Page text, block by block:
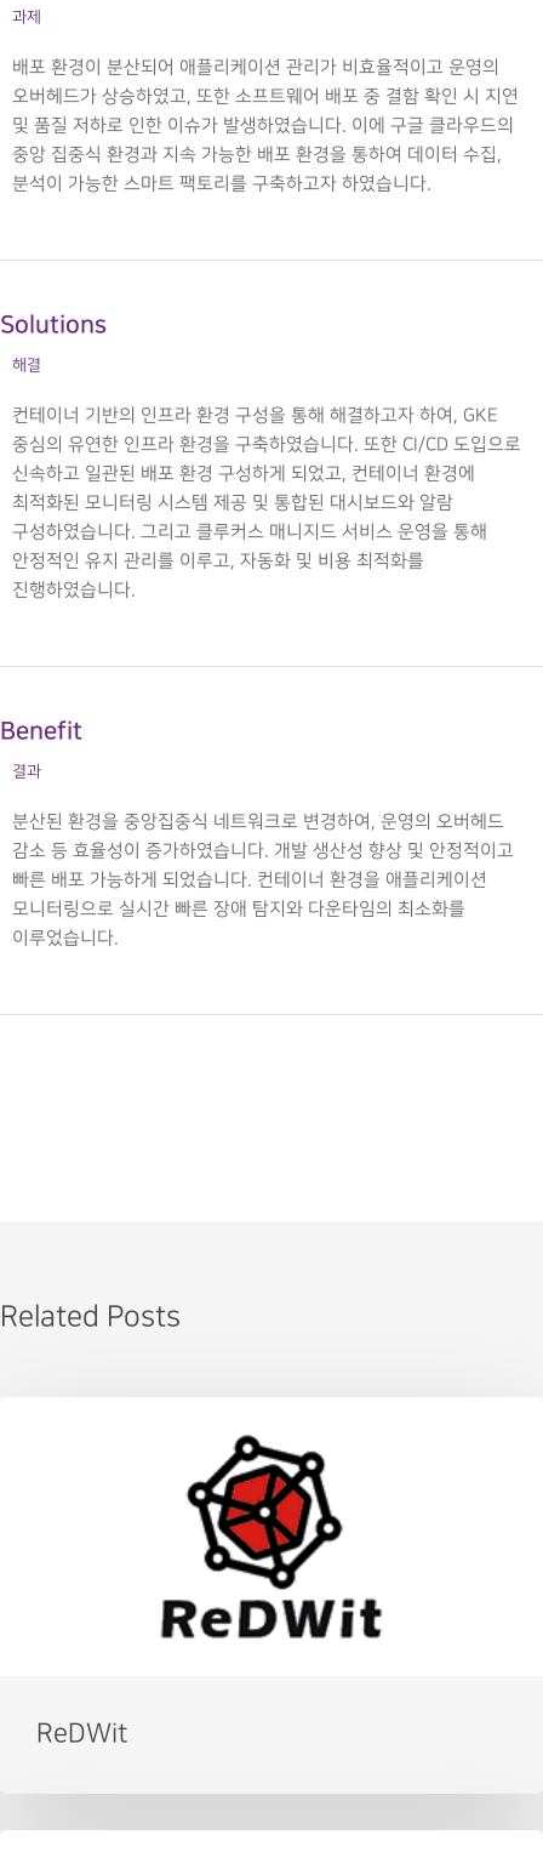
과제
배포 환경이 분산되어 애플리케이션 관리가 비효율적이고 운영의
오버헤드가 상승하였고, 또한 소프트웨어 배포 중 결함 확인 시 지연
및 품질 저하로 인한 이슈가 발생하였습니다. 이에 구글 클라우드의
중앙 집중식 환경과 지속 가능한 배포 환경을 통하여 데이터 수집,
분석이 가능한 스마트 팩토리를 구축하고자 하였습니다.
Solutions
해결
컨테이너 기반의 인프라 환경 구성을 통해 해결하고자 하여, GKE
중심의 유연한 인프라 환경을 구축하였습니다. 또한 CI/CD 도입으로
신속하고 일관된 배포 환경 구성하게 되었고, 컨테이너 환경에
최적화된 모니터링 시스템 제공 및 통합된 대시보드와 알람
구성하였습니다. 그리고 클루커스 매니지드 서비스 운영을 통해
안정적인 유지 관리를 이루고, 자동화 및 비용 최적화를
진행하였습니다.
Benefit
결과
분산된 환경을 중앙집중식 네트워크로 변경하여, 운영의 오버헤드
감소 등 효율성이 증가하였습니다. 개발 생산성 향상 및 안정적이고
빠른 배포 가능하게 되었습니다. 컨테이너 환경을 애플리케이션
모니터링으로 실시간 빠른 장애 탐지와 다운타임의 최소화를
이루었습니다.
Related Posts
ReDWit